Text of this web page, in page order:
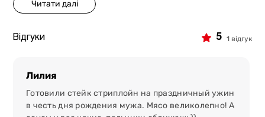
5 причин замовити стейк в мережі
преміальний товар.
Ми отримуємо сировину від
забезпечують високі смакові характеристики м`яса;
безпека і якість.Під час відгодівлі не
використовуються гормони росту, ГМО або
Відгуки 5 1 відгук
Лилия
Готовили стейк стриплойн на праздничный ужин
в честь дня рождения мужа. Мясо великолепно! А